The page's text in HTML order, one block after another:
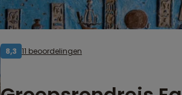
8,3 11 beoordelingen